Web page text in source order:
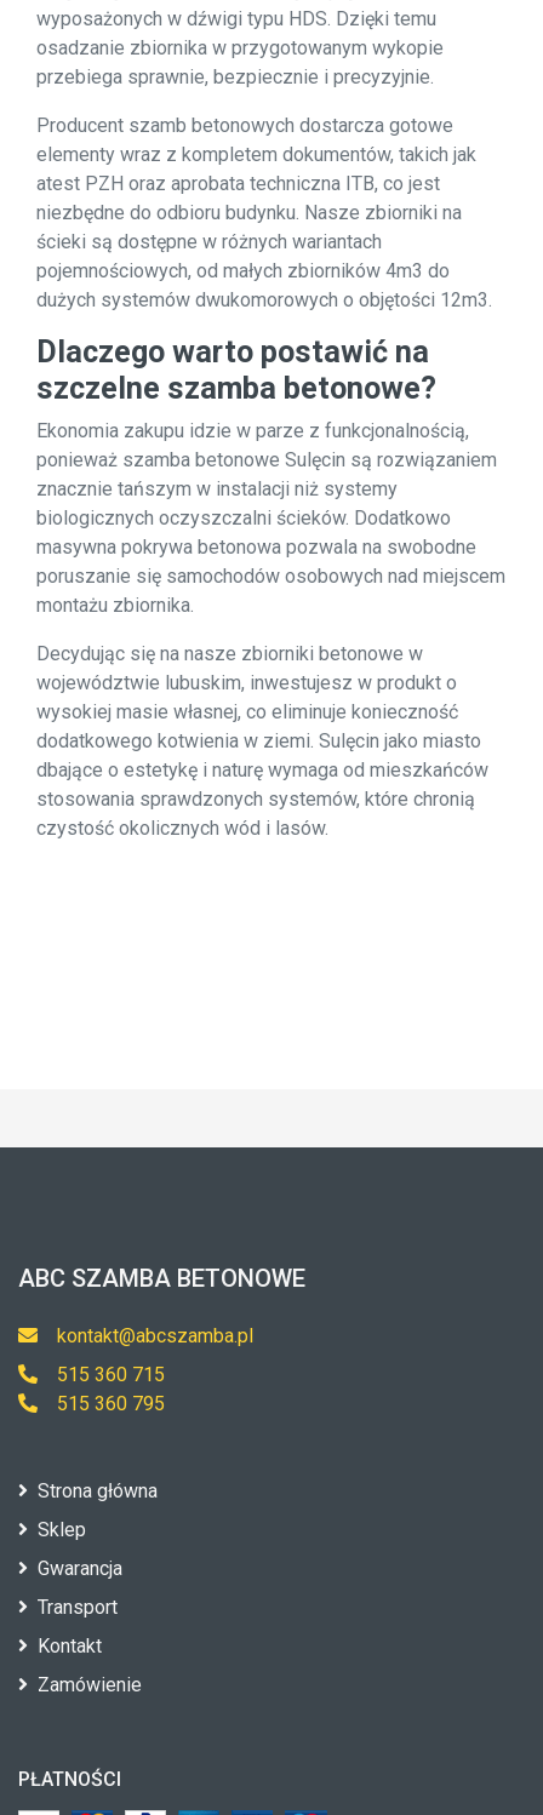
wyposażonych w dźwigi typu HDS. Dzięki temu
osadzanie zbiornika w przygotowanym wykopie
przebiega sprawnie, bezpiecznie i precyzyjnie.
Producent szamb betonowych dostarcza gotowe
elementy wraz z kompletem dokumentów, takich jak
atest PZH oraz aprobata techniczna ITB, co jest
niezbędne do odbioru budynku. Nasze zbiorniki na
ścieki są dostępne w różnych wariantach
pojemnościowych, od małych zbiorników 4m3 do
dużych systemów dwukomorowych o objętości 12m3.
Dlaczego warto postawić na
szczelne szamba betonowe?
Ekonomia zakupu idzie w parze z funkcjonalnością,
ponieważ szamba betonowe Sulęcin są rozwiązaniem
znacznie tańszym w instalacji niż systemy
biologicznych oczyszczalni ścieków. Dodatkowo
masywna pokrywa betonowa pozwala na swobodne
poruszanie się samochodów osobowych nad miejscem
montażu zbiornika.
Decydując się na nasze zbiorniki betonowe w
województwie lubuskim, inwestujesz w produkt o
wysokiej masie własnej, co eliminuje konieczność
dodatkowego kotwienia w ziemi. Sulęcin jako miasto
dbające o estetykę i naturę wymaga od mieszkańców
stosowania sprawdzonych systemów, które chronią
czystość okolicznych wód i lasów.
ABC SZAMBA BETONOWE
kontakt@abcszamba.pl
515 360 715
515 360 795
Strona główna
Sklep
Gwarancja
Transport
Kontakt
Zamówienie
PŁATNOŚCI